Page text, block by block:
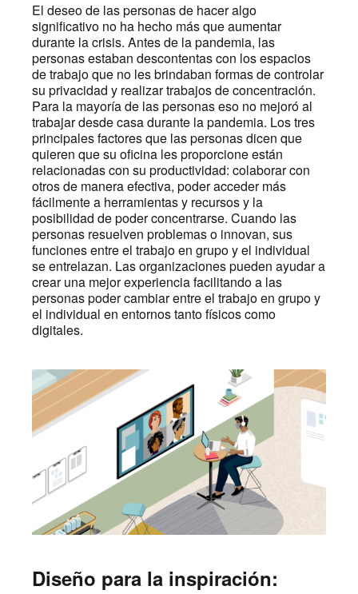
El deseo de las personas de hacer algo
significativo no ha hecho más que aumentar
durante la crisis. Antes de la pandemia, las
personas estaban descontentas con los espacios
de trabajo que no les brindaban formas de controlar
su privacidad y realizar trabajos de concentración.
Para la mayoría de las personas eso no mejoró al
trabajar desde casa durante la pandemia. Los tres
principales factores que las personas dicen que
quieren que su oficina les proporcione están
relacionadas con su productividad: colaborar con
otros de manera efectiva, poder acceder más
fácilmente a herramientas y recursos y la
posibilidad de poder concentrarse. Cuando las
personas resuelven problemas o innovan, sus
funciones entre el trabajo en grupo y el individual
se entrelazan. Las organizaciones pueden ayudar a
crear una mejor experiencia facilitando a las
personas poder cambiar entre el trabajo en grupo y
el individual en entornos tanto físicos como
digitales.
Diseño para la inspiración: